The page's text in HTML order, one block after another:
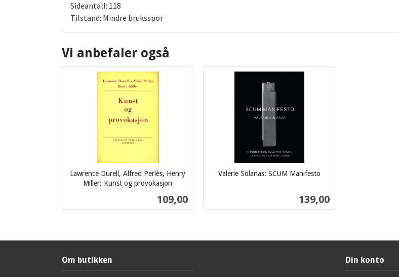
Sideantall: 118
Tilstand: Mindre bruksspor
Vi anbefaler også
Lawrence Durell, Alfred Perlès, Henry
Miller: Kunst og provokasjon
Pris
109,00
Valerie Solanas: SCUM Manifesto
Pris
139,00
Om butikken Din konto